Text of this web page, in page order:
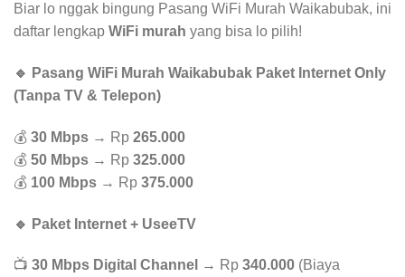
Biar lo nggak bingung Pasang WiFi Murah Waikabubak, ini
daftar lengkap WiFi murah yang bisa lo pilih!
🔹 Pasang WiFi Murah Waikabubak Paket Internet Only
(Tanpa TV & Telepon)
💰 30 Mbps → Rp 265.000
💰 50 Mbps → Rp 325.000
💰 100 Mbps → Rp 375.000
🔹 Paket Internet + UseeTV
📺 30 Mbps Digital Channel → Rp 340.000 (Biaya